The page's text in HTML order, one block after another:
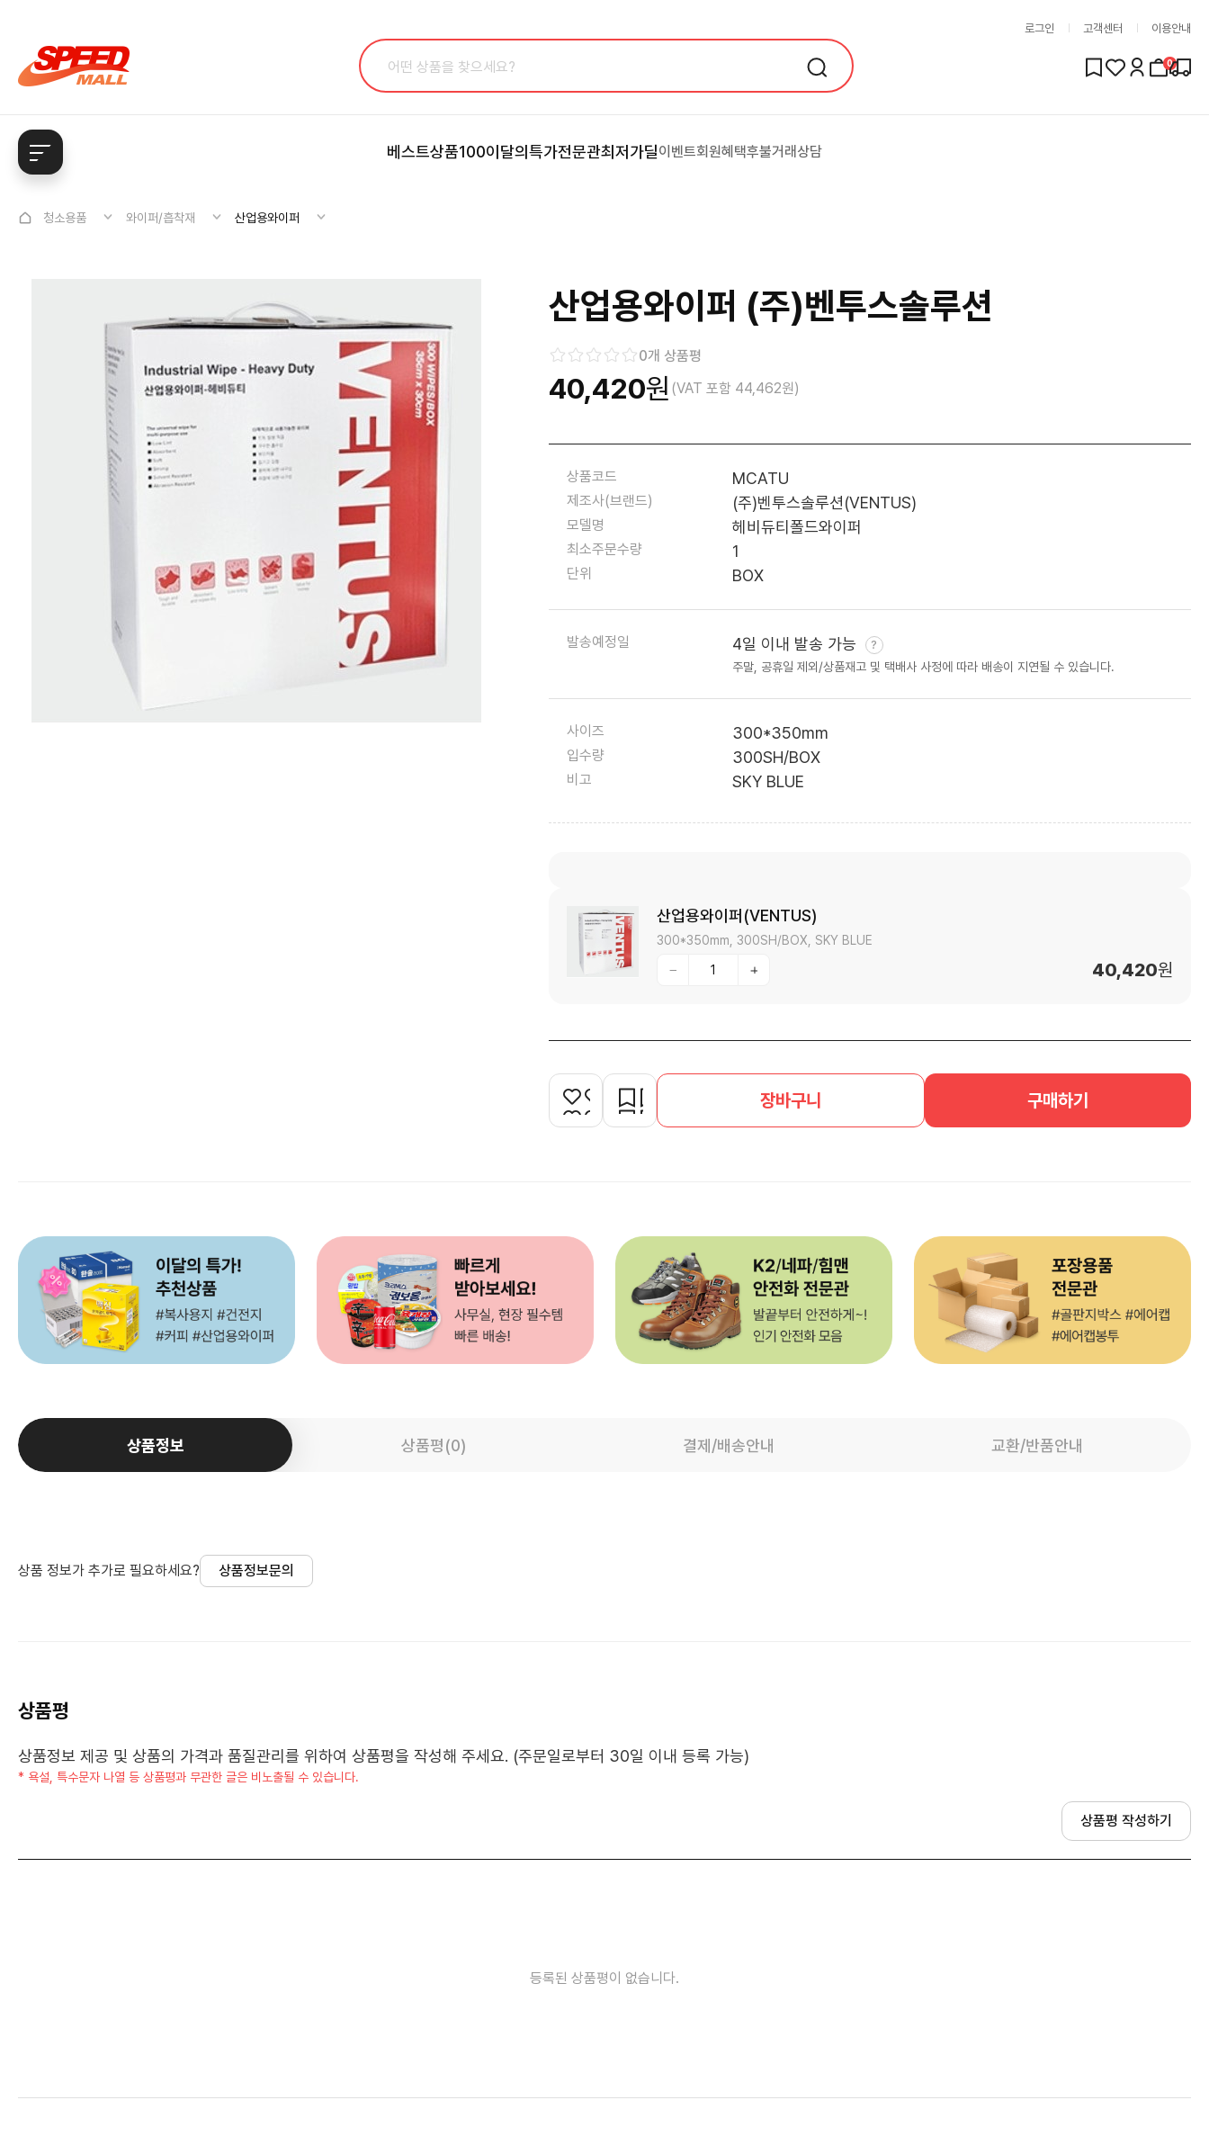
로그인 고객센터 이용안내
0
베스트상품100이달의특가전문관최저가딜이벤트회원혜택후불거래상담
청소용품 와이퍼/흡착재 산업용와이퍼
산업용와이퍼 (주)벤투스솔루션
0개 상품평
40,420원 (VAT 포함 44,462원)
상품코드 MCATU
제조사(브랜드) (주)벤투스솔루션(VENTUS)
모델명 헤비듀티폴드와이퍼
최소주문수량 1
단위 BOX
발송예정일 4일 이내 발송 가능
주말, 공휴일 제외/상품재고 및 택배사 사정에 따라 배송이 지연될 수 있습니다.
사이즈 300*350mm
입수량 300SH/BOX
비고 SKY BLUE
산업용와이퍼(VENTUS)
300*350mm, 300SH/BOX, SKY BLUE
40,420원
장바구니 구매하기
상품정보 상품평(0) 결제/배송안내 교환/반품안내
상품 정보가 추가로 필요하세요? 상품정보문의
상품평
상품정보 제공 및 상품의 가격과 품질관리를 위하여 상품평을 작성해 주세요. (주문일로부터 30일 이내 등록 가능)
* 욕설, 특수문자 나열 등 상품평과 무관한 글은 비노출될 수 있습니다.
상품평 작성하기
등록된 상품평이 없습니다.